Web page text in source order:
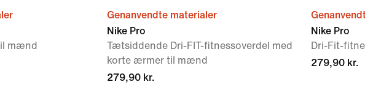
mænd
Genanvendte materialer
Nike Pro
Tætsiddende Dri-FIT-fitnessoverdel med
korte ærmer til mænd
279,90 kr.
Nike Pro
Dri-Fit-
279,90 kr.